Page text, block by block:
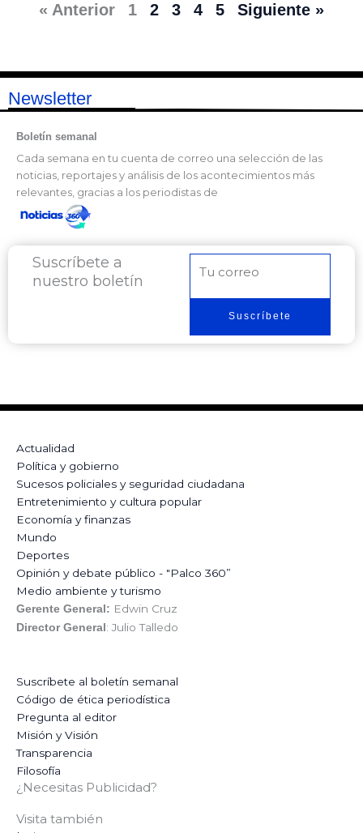
« Anterior 1 2 3 4 5 Siguiente »
Newsletter
Boletín semanal
Cada semana en tu cuenta de correo una selección de las
noticias, reportajes y análisis de los acontecimientos más
relevantes, gracias a los periodistas de
Suscríbete a
nuestro boletín
electrónico
Suscríbete
Actualidad
Política y gobierno
Sucesos policiales y seguridad ciudadana
Entretenimiento y cultura popular
Economía y finanzas
Mundo
Deportes
Opinión y debate público - "Palco 360”
Medio ambiente y turismo
Gerente General: Edwin Cruz
Director General : Julio Talledo
Suscríbete al boletín semanal
Código de ética periodística
Pregunta al editor
Misión y Visión
Transparencia
Filosofía
¿Necesitas Publicidad?
Visita también